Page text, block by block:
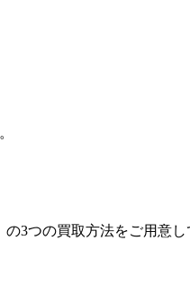
3つの買取方法をご用意